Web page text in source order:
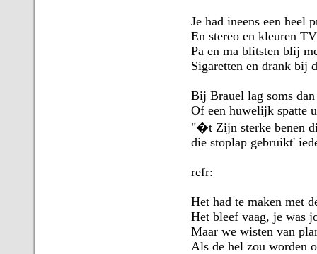
Je had ineens een heel
En stereo en kleuren TV
Pa en ma blitsten blij
Sigaretten en drank bij
Bij Brauel lag soms
Of een huwelijk spatte
"�t Zijn sterke benen
die stoplap gebruikt'
refr:
Het had te maken met
Het bleef vaag, je was
Maar we wisten van
Als de hel zou worden